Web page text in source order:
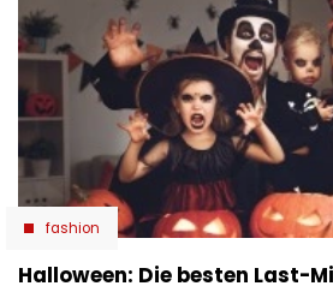
fashion
Halloween: Die besten Last-